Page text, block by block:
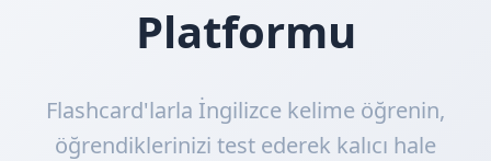
Platformu
Flashcard'larla İngilizce kelime öğrenin,
öğrendiklerinizi test ederek kalıcı hale